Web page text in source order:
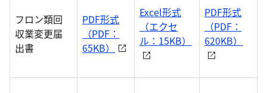
フロン類回
収業変更届
出書
PDF形式
（PDF：
65KB）
Excel形式
（エクセ
ル：15KB）
PDF形式
（PDF：
620KB）